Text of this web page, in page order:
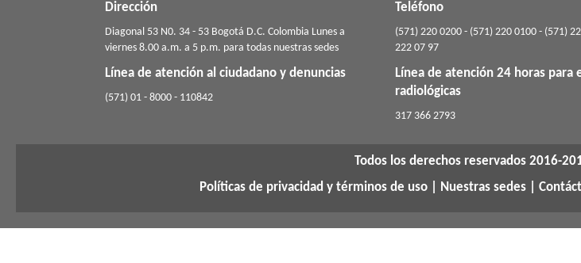
Dirección
​​​Diagonal 53 N0. 34 - 53 Bogotá D.C. Colombia Lunes a
viernes 8.00 a.m. a 5 p.m. para todas nuestras sedes
Teléfono
(571) 220 0200 - (571) 220 0100 - (571)
222 07 97
Línea de atención al ciudadano y denuncias
(571) 01 - 8000 - 110842
Línea de atención 24 horas para
radiológicas
​317 366 2793
Todos los derechos reservados 2016-
Políticas de privacidad y términos de uso| Nuestras sedes|